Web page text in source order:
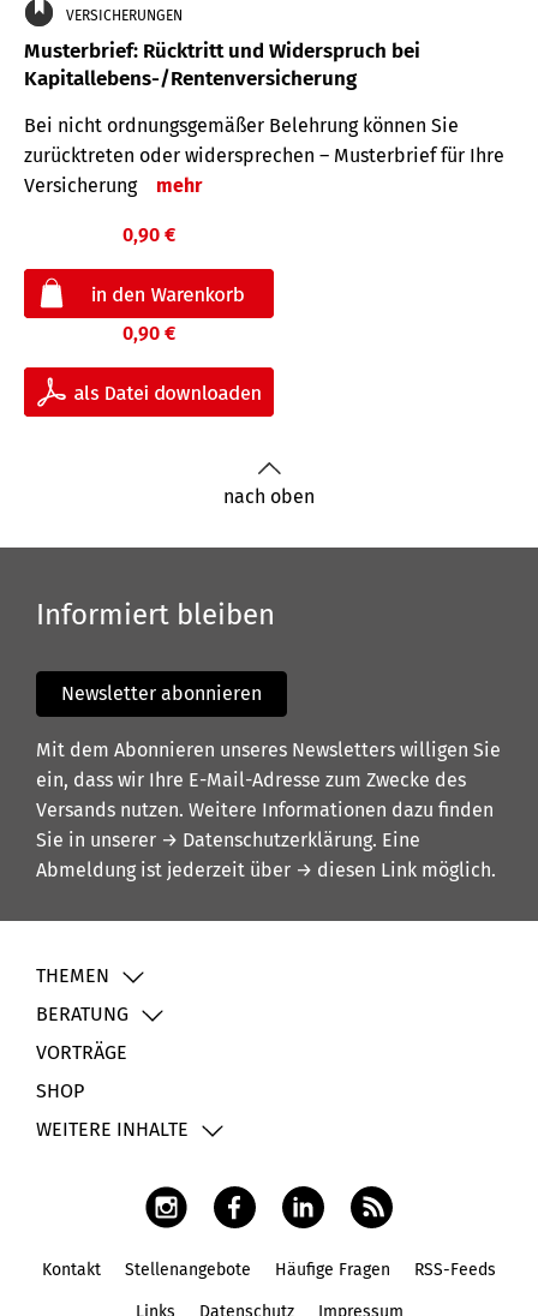
VERSICHERUNGEN
Musterbrief: Rücktritt und Widerspruch bei
Kapitallebens-/Rentenversicherung
Bei nicht ordnungsgemäßer Belehrung können Sie
zurücktreten oder widersprechen – Musterbrief für Ihre
Versicherung
mehr
0,90 €
0,90 €
nach oben
Informiert bleiben
Newsletter abonnieren
Mit dem Abonnieren unseres Newsletters willigen Sie
ein, dass wir Ihre E-Mail-Adresse zum Zwecke des
Versands nutzen. Weitere Informationen dazu finden
Sie in unserer → Datenschutzerklärung. Eine
Abmeldung ist jederzeit über → diesen Link möglich.
THEMEN
BERATUNG
VORTRÄGE
SHOP
WEITERE INHALTE
Kontakt Stellenangebote Häufige Fragen RSS-Feeds